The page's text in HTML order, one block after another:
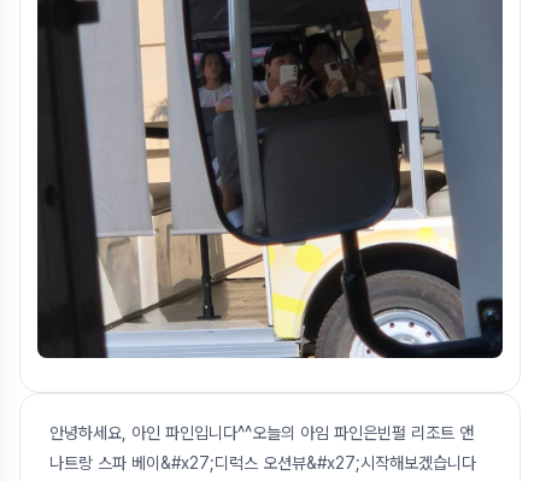
안녕하세요, 아인 파인입니다^^오늘의 아임 파인은빈펄 리조트 앤
나트랑 스파 베이&#x27;디럭스 오션뷰&#x27;시작해보겠습니다